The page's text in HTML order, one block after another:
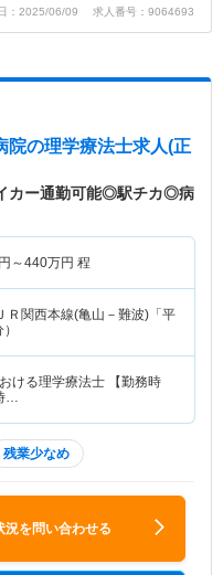
：2025/06/09 求人番号：9064693
院の理学療法士求人(正
カー通勤可能◎駅チカ◎病
～440万円 程
ＪＲ関西本線(亀山－難波)「平
理学療法士 【勤務時
…
残業少なめ
況を問い合わせる